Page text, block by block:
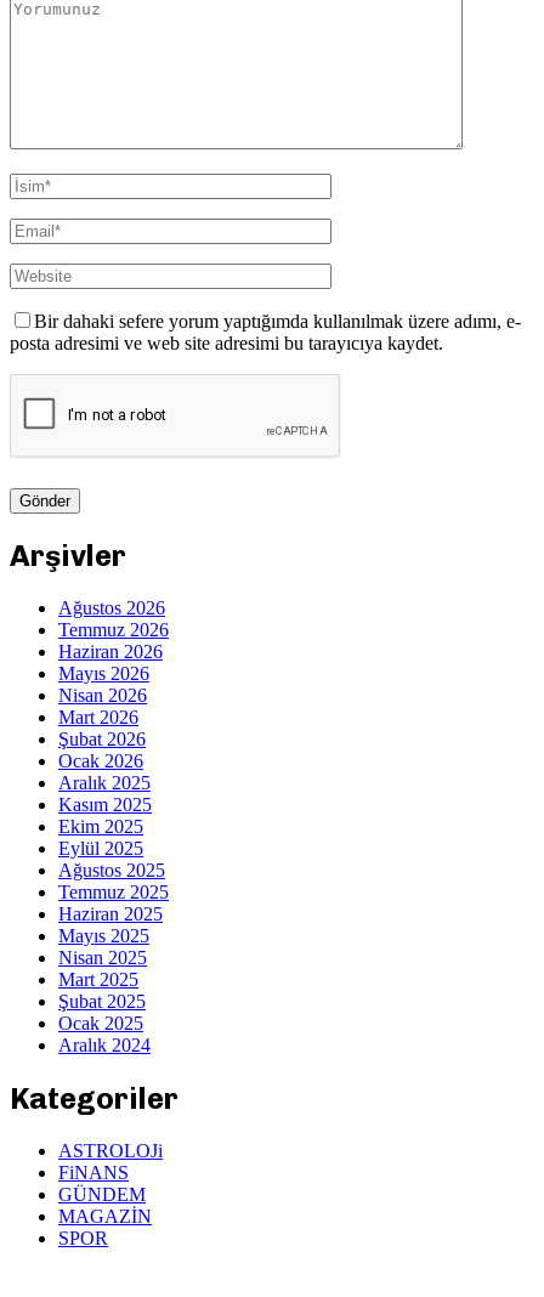
Bir dahaki sefere yorum yaptığımda kullanılmak üzere adımı, e-
posta adresimi ve web site adresimi bu tarayıcıya kaydet.
Arşivler
Ağustos 2026
Temmuz 2026
Haziran 2026
Mayıs 2026
Nisan 2026
Mart 2026
Şubat 2026
Ocak 2026
Aralık 2025
Kasım 2025
Ekim 2025
Eylül 2025
Ağustos 2025
Temmuz 2025
Haziran 2025
Mayıs 2025
Nisan 2025
Mart 2025
Şubat 2025
Ocak 2025
Aralık 2024
Kategoriler
ASTROLOJi
FiNANS
GÜNDEM
MAGAZİN
SPOR